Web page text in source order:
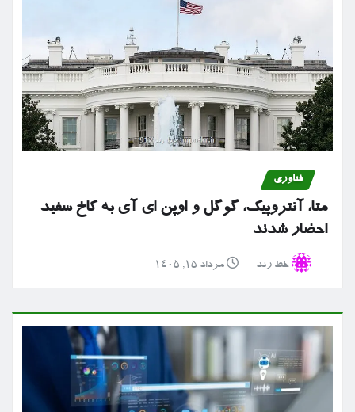
فناوری
متا، آنتروپیک، گوگل و اوپن ای آی به کاخ سفید
احضار شدند
خط رند مرداد ۱۵, ۱۴۰۵